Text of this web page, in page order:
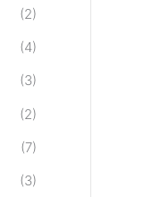
(2)
(4)
(3)
(2)
(7)
(3)